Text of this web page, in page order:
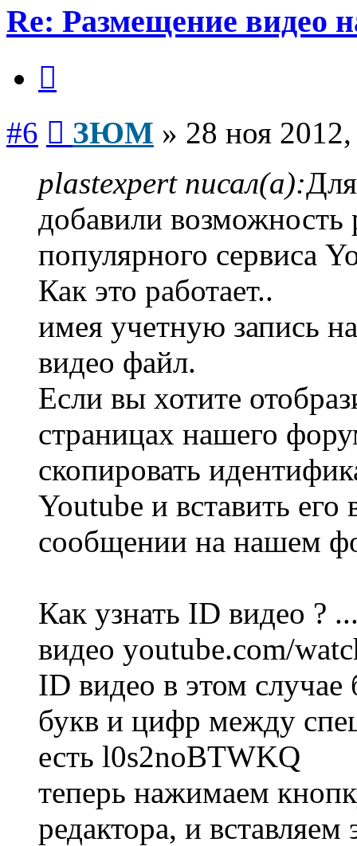
Re: Размещение видео
#6 ЗЮМ » 28 ноя
plastexpert писал(а):
добавили
популярного сервиса
Как это работает..
имея учетную запись
видео файл.
Если вы хотите
страницах нашего
скопировать
Youtube и вставить его
сообщении на нашем
Как узнать ID видео ?
видео youtube.com/
ID видео в этом случае
букв и цифр между
есть l0s2noBTWKQ
теперь нажимаем
редактора, и